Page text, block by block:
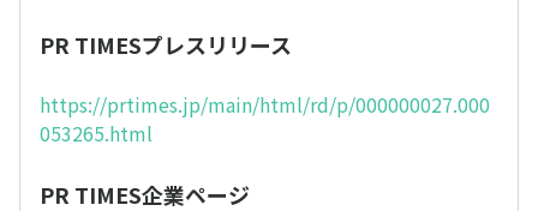
PR TIMESプレスリリース
https://prtimes.jp/main/html/rd/p/000000027.000
053265.html
PR TIMES企業ページ